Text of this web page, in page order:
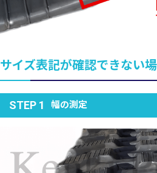
サイズ表記が確認できない
STEP 1 幅の測定